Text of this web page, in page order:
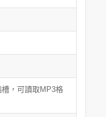
，可讀取MP3格